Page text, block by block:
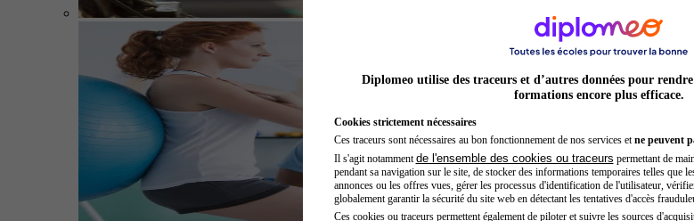
Diplomeo utilise des traceurs et d’autres données pour rendre
formations encore plus efficace.
Cookies strictement nécessaires
Ces traceurs sont nécessaires au bon fonctionnement de nos services et ne peuvent
Il s'agit notamment de l'ensemble des cookies ou traceurs permettant de
pendant sa navigation sur le site, de stocker des informations temporaires telles que
annonces ou les offres vues, gérer les processus d'identification de l'utilisateur,
globalement garantir la sécurité du site web en détectant les tentatives d'accès
Ces cookies ou traceurs permettent également de piloter et suivre les sources